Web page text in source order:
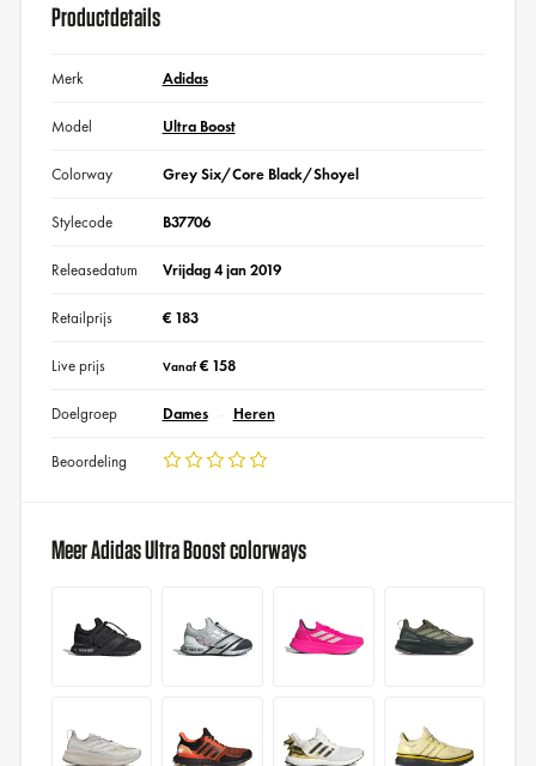
Productdetails
Merk Adidas
Model Ultra Boost
Colorway Grey Six/Core Black/Shoyel
Stylecode B37706
Releasedatum Vrijdag 4 jan 2019
Retailprijs € 183
Live prijs Vanaf€ 158
Doelgroep Dames Heren
Beoordeling
Meer Adidas Ultra Boost colorways